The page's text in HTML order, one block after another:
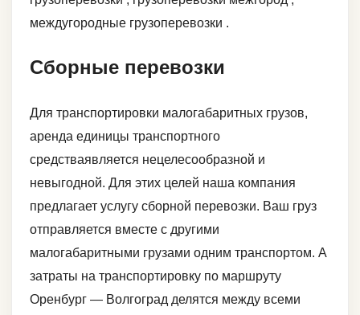
междугородные грузоперевозки .
Сборные перевозки
Для транспортировки малогабаритных грузов,
аренда единицы транспортного
средстваявляется нецелесообразной и
невыгодной. Для этих целей наша компания
предлагает услугу сборной перевозки. Ваш груз
отправляется вместе с другими
малогабаритными грузами одним транспортом. А
затраты на транспортировку по маршруту
Оренбург — Волгоград делятся между всеми